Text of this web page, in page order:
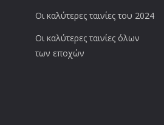
Οι καλύτερες ταινίες του 2024
Οι καλύτερες ταινίες όλων
των εποχών